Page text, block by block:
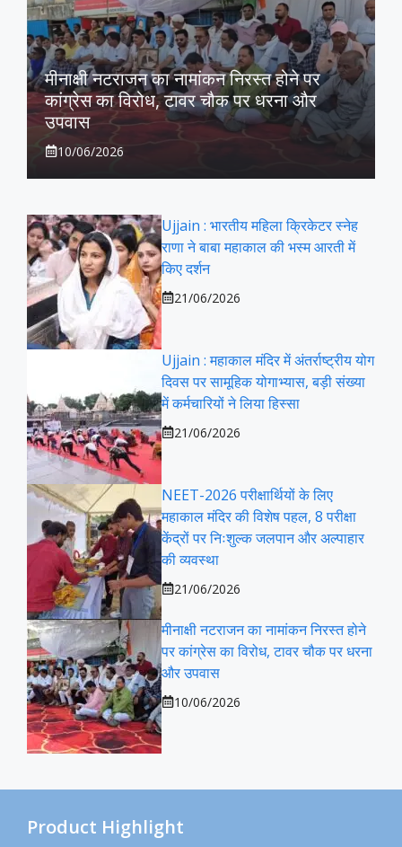
मीनाक्षी नटराजन का नामांकन निरस्त होने पर
कांग्रेस का विरोध, टावर चौक पर धरना और
उपवास
10/06/2026
Ujjain : भारतीय महिला क्रिकेटर स्नेह
राणा ने बाबा महाकाल की भस्म आरती में
किए दर्शन
21/06/2026
Ujjain : महाकाल मंदिर में अंतर्राष्ट्रीय योग
दिवस पर सामूहिक योगाभ्यास, बड़ी संख्या
में कर्मचारियों ने लिया हिस्सा
21/06/2026
NEET-2026 परीक्षार्थियों के लिए
महाकाल मंदिर की विशेष पहल, 8 परीक्षा
केंद्रों पर निःशुल्क जलपान और अल्पाहार
की व्यवस्था
21/06/2026
मीनाक्षी नटराजन का नामांकन निरस्त होने
पर कांग्रेस का विरोध, टावर चौक पर धरना
और उपवास
10/06/2026
Product Highlight